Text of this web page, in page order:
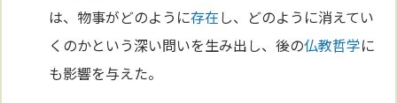
は、物事がどのように存在し、どのように消えてい
くのかという深い問いを生み出し、後の仏教哲学に
も影響を与えた。